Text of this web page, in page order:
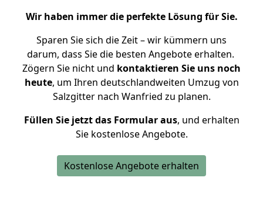
Wir haben immer die perfekte Lösung für Sie.
Sparen Sie sich die Zeit – wir kümmern uns
darum, dass Sie die besten Angebote erhalten.
Zögern Sie nicht und kontaktieren Sie uns noch
heute, um Ihren deutschlandweiten Umzug von
Salzgitter nach Wanfried zu planen.
Füllen Sie jetzt das Formular aus, und erhalten
Sie kostenlose Angebote.
Kostenlose Angebote erhalten